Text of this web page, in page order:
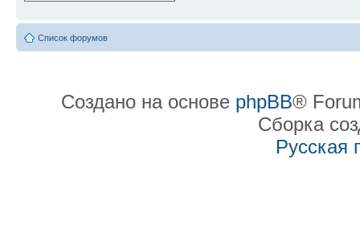
Список форумов
Создано на основе phpBB®
Сборка
Русская